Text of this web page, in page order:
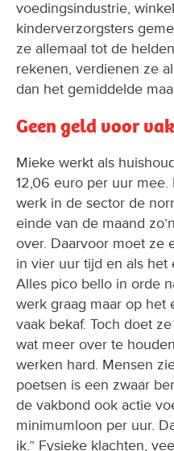
voedingsindustrie,
kinderverzorgsters
ze allemaal tot de
rekenen, verdienen ze
dan het gemiddelde
Geen geld voor
Mieke werkt als
12,06 euro per uur
werk in de sector de
einde van de maand
over. Daarvoor moet ze
in vier uur tijd en als het
Alles pico bello in orde
werk graag maar op het
vaak bekaf. Toch doet
wat meer over te
werken hard. Mensen
poetsen is een zwaar
de vakbond ook actie
minimumloon per uur.
ik.” Fysieke klachten,